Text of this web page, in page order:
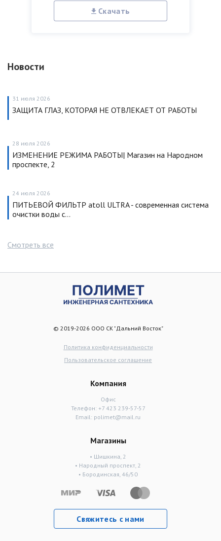
Скачать
Новости
31 июля 2026
ЗАЩИТА ГЛАЗ, КОТОРАЯ НЕ ОТВЛЕКАЕТ ОТ РАБОТЫ
28 июля 2026
ИЗМЕНЕНИЕ РЕЖИМА РАБОТЫ| Магазин на Народном
проспекте, 2
24 июля 2026
ПИТЬЕВОЙ ФИЛЬТР atoll ULTRA - современная система
очистки воды с…
Смотреть все
© 2019-2026 ООО СК "Дальний Восток"
Политика конфиденциальности
Пользовательское соглашение
Компания
Офис
Телефон: +7 423 239-57-57
Email: polimet@mail.ru
Магазины
• Шишкина, 2
• Народный проспект, 2
• Бородинская, 46/50
Свяжитесь с нами